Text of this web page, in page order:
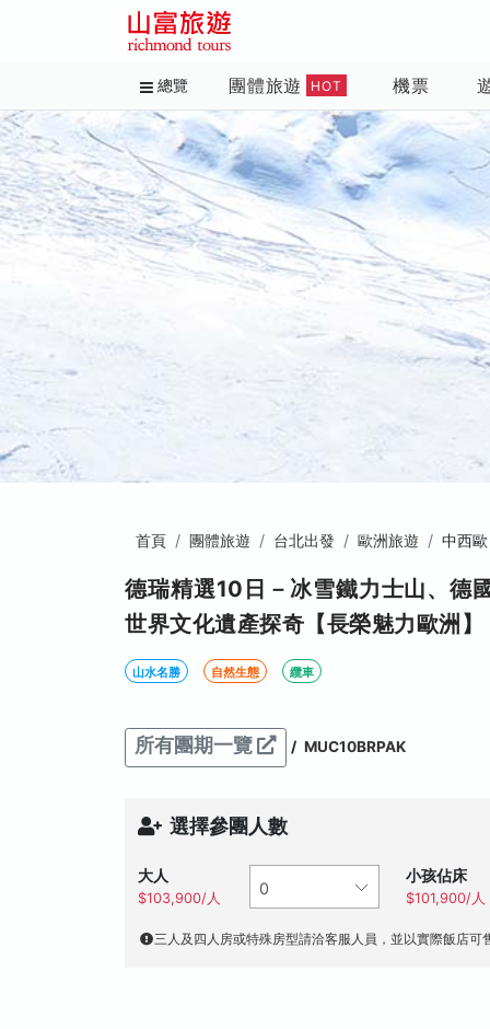
總覽 團體旅遊 HOT 機票
首頁 團體旅遊 台北出發 歐洲旅遊 中西歐
德瑞精選10日－冰雪鐵力士山、德
世界文化遺產探奇【長榮魅力歐洲】
山水名勝 自然生態 纜車
所有團期一覽 / MUC10BRPAK
選擇參團人數
大人
$103,900/人
小孩佔床
$101,900/人
三人及四人房或特殊房型請洽客服人員，並以實際飯店可